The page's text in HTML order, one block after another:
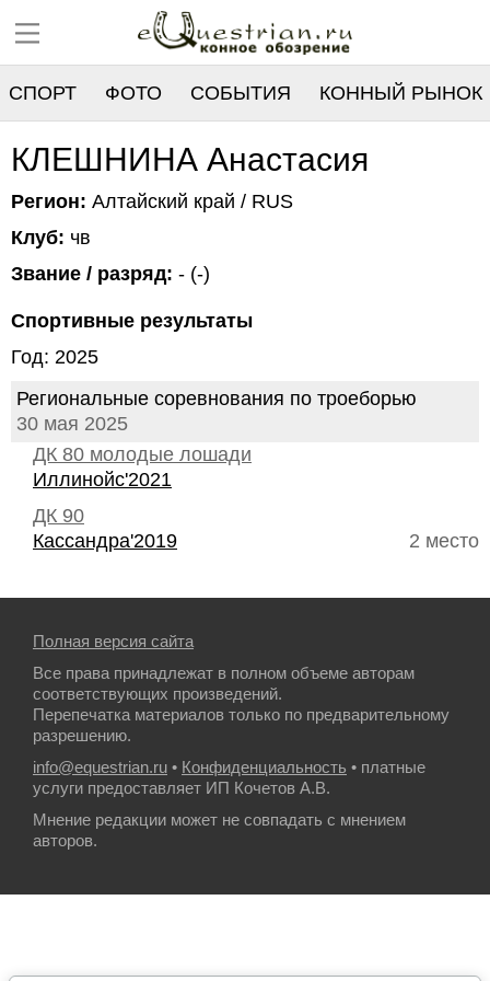
СПОРТ ФОТО СОБЫТИЯ КОННЫЙ РЫНОК
РЕЕСТР
КЛЕШНИНА Анастасия
Регион: Алтайский край / RUS
Клуб: чв
Звание / разряд: - (-)
Спортивные результаты
Год: 2025
Региональные соревнования по троеборью
30 мая 2025
ДК 80 молодые лошади
Иллинойс'2021
ДК 90
2 место
Кассандра'2019
Полная версия сайта
Все права принадлежат в полном объеме авторам
соответствующих произведений.
Перепечатка материалов только по предварительному
разрешению.
info@equestrian.ru • Конфиденциальность • платные
услуги предоставляет ИП Кочетов А.В.
Мнение редакции может не совпадать с мнением
авторов.